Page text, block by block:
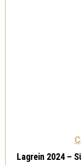
Lagrein 2024 –